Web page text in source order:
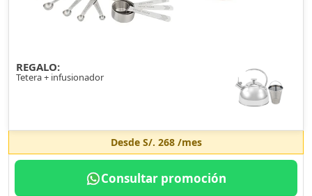
REGALO:
Tetera + infusionador
Desde S/. 268/mes
Consultar promoción